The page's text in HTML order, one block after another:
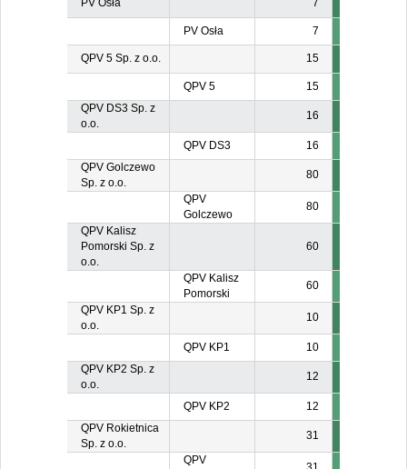
PV Osła 7
PV Osła 7
QPV 5 Sp. z o.o. 15
QPV 5
15
QPV DS3 Sp. z
o.o.
16
QPV DS3
16
QPV Golczewo
Sp. z o.o.
80
QPV
Golczewo
80
QPV Kalisz
Pomorski Sp. z
o.o.
60
QPV Kalisz
Pomorski
60
QPV KP1 Sp. z
o.o.
10
QPV KP1
10
QPV KP2 Sp. z
o.o.
12
QPV KP2
12
QPV Rokietnica
Sp. z o.o.
31
QPV